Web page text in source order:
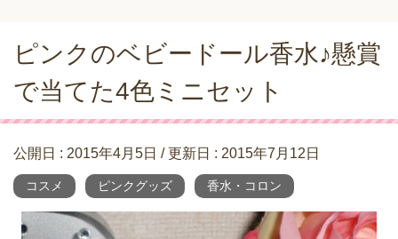
ピンクのベビードール香水♪懸賞
で当てた4色ミニセット
公開日 : 2015年4月5日 / 更新日 : 2015年7月12日
コスメ ピンクグッズ 香水・コロン